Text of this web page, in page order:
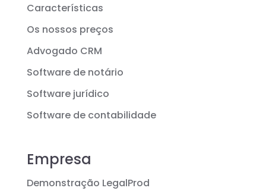
Características
Os nossos preços
Advogado CRM
Software de notário
Software jurídico
Software de contabilidade
Empresa
Demonstração LegalProd